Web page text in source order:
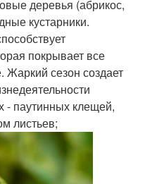
деревья (абрикос,
кустарники.
покрывает все
Жаркий сезон создает
- паутинных клещей,
листьев;